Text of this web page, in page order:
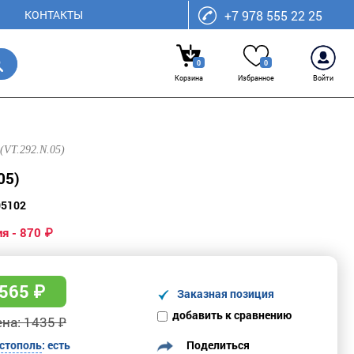
КОНТАКТЫ +7 978 555 22 25
0
Корзина
0
Избранное
Войти
- 870 ₽
₽
1435 ₽
Заказная позиция
добавить к сравнению
: есть Поделиться